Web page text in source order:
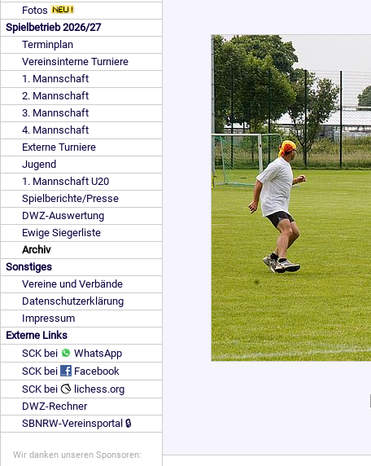
Fotos
Spielbetrieb 2026/27
Terminplan
Vereinsinterne Turniere
1. Mannschaft
2. Mannschaft
3. Mannschaft
4. Mannschaft
Externe Turniere
Jugend
1. Mannschaft U20
Spielberichte/Presse
DWZ-Auswertung
Ewige Siegerliste
Archiv
Sonstiges
Vereine und Verbände
Datenschutzerklärung
Impressum
Externe Links
SCK bei
WhatsApp
SCK bei
Facebook
SCK bei
lichess.org
DWZ-Rechner
SBNRW-Vereinsportal 🔒
Wir danken unseren Sponsoren: